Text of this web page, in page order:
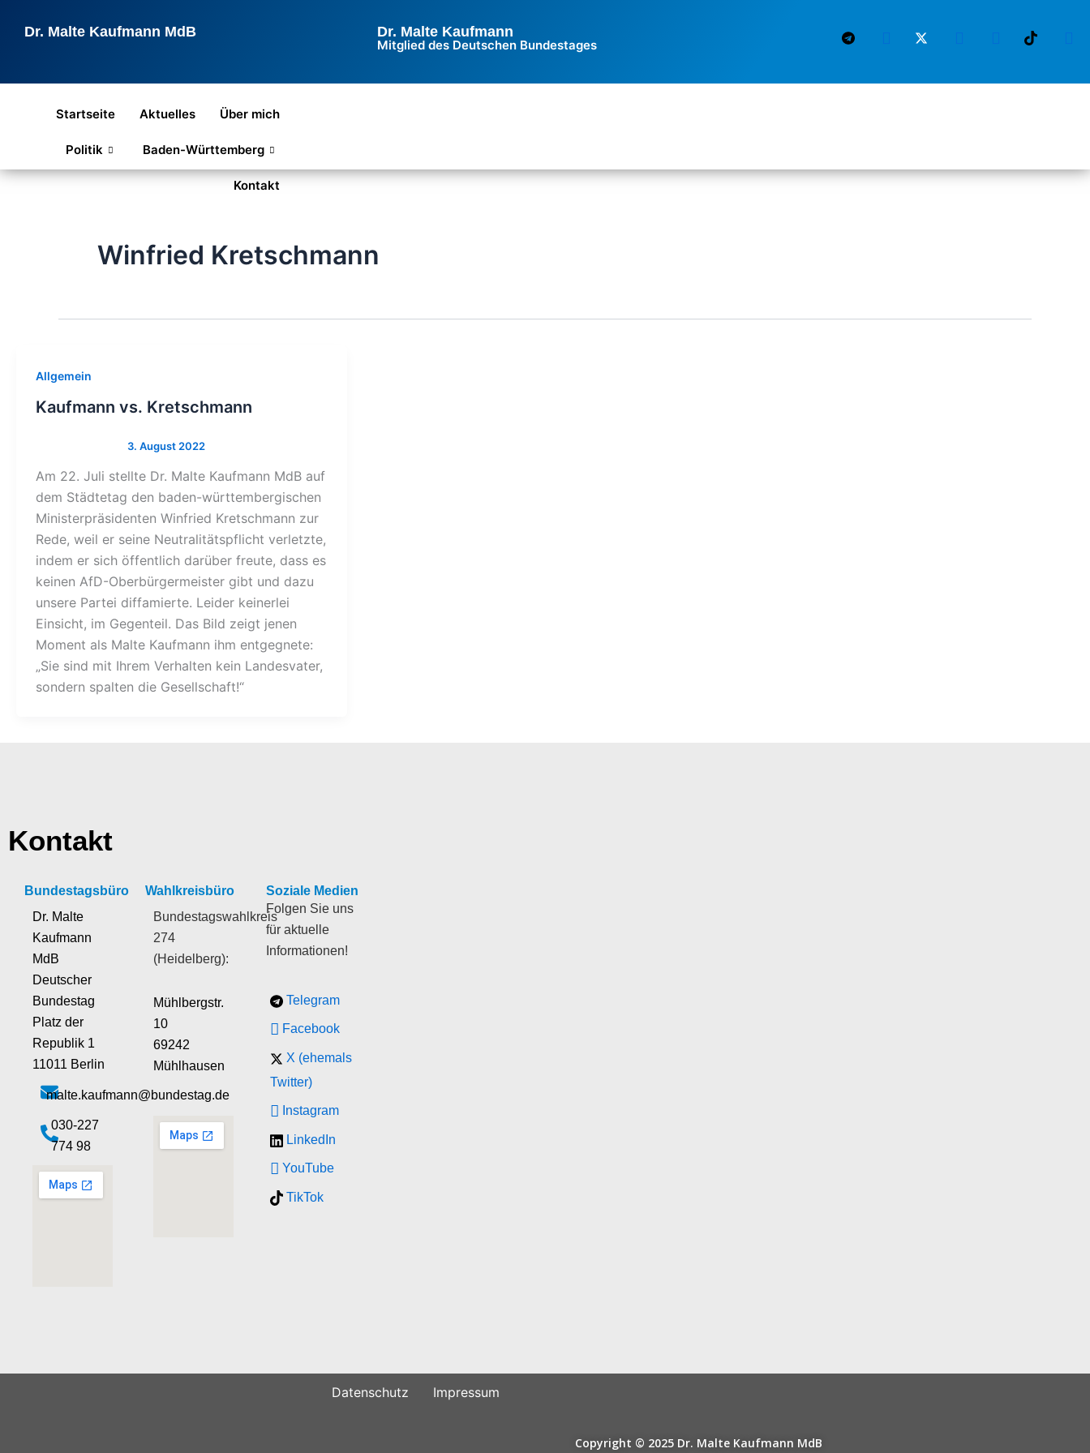
InhaltDr. Malte Kaufmann MdB Dr. Malte Kaufmann
Mitglied des Deutschen Bundestages
Startseite Aktuelles Über mich
Politik Baden-Württemberg
Kontakt
Winfried Kretschmann
Allgemein
Kaufmann vs. Kretschmann
Am 22. Juli stellte Dr. Malte Kaufmann MdB auf
dem Städtetag den baden-württembergischen
Ministerpräsidenten Winfried Kretschmann zur
Rede, weil er seine Neutralitätspflicht verletzte,
indem er sich öffentlich darüber freute, dass es
keinen AfD-Oberbürgermeister gibt und dazu
unsere Partei diffamierte. Leider keinerlei
Einsicht, im Gegenteil. Das Bild zeigt jenen
Moment als Malte Kaufmann ihm entgegnete:
„Sie sind mit Ihrem Verhalten kein Landesvater,
sondern spalten die Gesellschaft!“
Kontakt
Bundestagsbüro
Dr. Malte
Kaufmann
MdB
Deutscher
Bundestag
Platz der
Republik 1
11011 Berlin
malte.kaufmann@bundestag.de
‭030-227
774 98‬
Wahlkreisbüro
Bundestagswahlkreis
274
(Heidelberg):
Mühlbergstr.
10
69242
Mühlhausen
Soziale Medien
Folgen Sie uns
für aktuelle
Informationen!
Telegram
Facebook
X (ehemals
Twitter)
Instagram
LinkedIn
YouTube
TikTok
Datenschutz Impressum
Copyright © 2025 Dr. Malte Kaufmann MdB